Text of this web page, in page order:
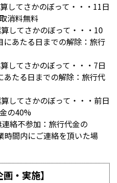
してさかのぼって・・・11日
消料無料
してさかのぼって・・・10
にあたる日までの解除：旅行
してさかのぼって・・・7日
あたる日までの解除：旅行代
してさかのぼって・・・前日
の40%
絡不参加：旅行代金の
間内にご連絡を頂いた場
画・実施】